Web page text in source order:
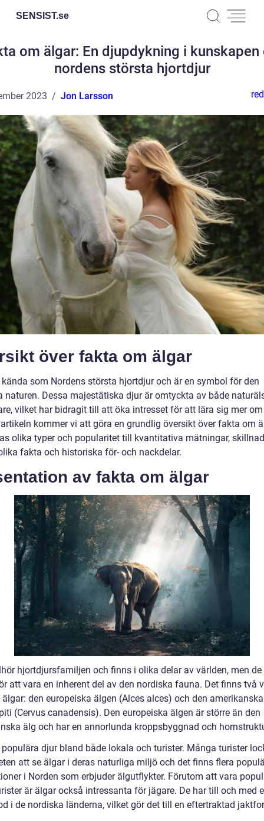
SENSIST.se
om älgar: En djupdykning i kunskapen
nordens största hjortdjur
2023 Jon Larsson
över fakta om älgar
som Nordens största hjortdjur och är en symbol för den
naturen. Dessa majestätiska djur är omtyckta av både
vilket har bidragit till att öka intresset för att lära sig mer
kommer vi att göra en grundlig översikt över fakta om
olika typer och popularitet till kvantitativa mätningar,
fakta och historiska för- och nackdelar.
av fakta om älgar
hjortdjursfamiljen och finns i olika delar av världen, men de
att vara en inherent del av den nordiska fauna. Det finns två
älgar: den europeiska älgen (Alces alces) och den
(Cervus canadensis). Den europeiska älgen är större än den
älg och har en annorlunda kroppsbyggnad och
djur bland både lokala och turister. Många turister
att se älgar i deras naturliga miljö och det finns flera
i Norden som erbjuder älgutflykter. Förutom att vara
är älgar också intressanta för jägare. De har till och med
i de nordiska länderna, vilket gör det till en eftertraktad